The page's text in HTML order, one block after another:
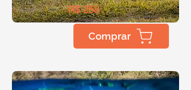
Comprar
a partir de: R$ 258